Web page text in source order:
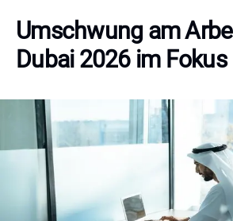
Umschwung am
Dubai 2026 im Fokus